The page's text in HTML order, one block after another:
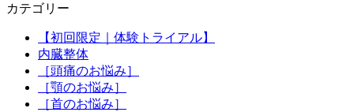
カテゴリー
【初回限定｜体験トライアル】
内臓整体
［頭痛のお悩み］
［顎のお悩み］
［首のお悩み］